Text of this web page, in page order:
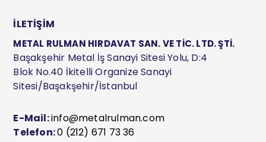
İLETİŞİM
METAL RULMAN HIRDAVAT SAN. VE TİC. LTD. ŞTİ.
Başakşehir Metal İş Sanayi Sitesi Yolu, D:4
Blok No.40 İkitelli Organize Sanayi
Sitesi/Başakşehir/İstanbul
E-Mail:info@metalrulman.com
Telefon:0 (212) 671 73 36